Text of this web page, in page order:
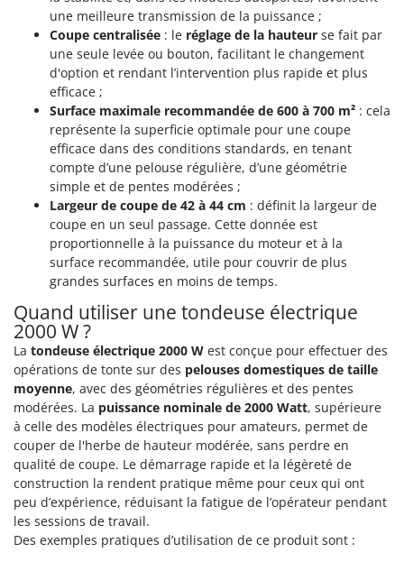
Treuils de débardage
Tronçonneuses
Vêtements de Sécurité
Vibroculteurs à tracteur
Lisam
Lotusgrill
M.A.I.BO.
Macom
Macte Ovens
Makita
MAMMAMIA
Marcato
Marina Systems
Master
Mastercook
Masterpro
McCulloch
MCH
Michelin
Mille
Minox
Mockmill
More than chef
une meilleure transmission de la puissance ;
Coupe centralisée : le réglage de la hauteur se fait par
une seule levée ou bouton, facilitant le changement
d'option et rendant l’intervention plus rapide et plus
efficace ;
Surface maximale recommandée de 600 à 700 m² : cela
représente la superficie optimale pour une coupe
efficace dans des conditions standards, en tenant
compte d’une pelouse régulière, d’une géométrie
simple et de pentes modérées ;
Largeur de coupe de 42 à 44 cm : définit la largeur de
coupe en un seul passage. Cette donnée est
proportionnelle à la puissance du moteur et à la
surface recommandée, utile pour couvrir de plus
grandes surfaces en moins de temps.
Quand utiliser une tondeuse électrique
2000 W ?
La tondeuse électrique 2000 W est conçue pour effectuer des
opérations de tonte sur des pelouses domestiques de taille
moyenne, avec des géométries régulières et des pentes
modérées. La puissance nominale de 2000 Watt, supérieure
à celle des modèles électriques pour amateurs, permet de
couper de l'herbe de hauteur modérée, sans perdre en
qualité de coupe. Le démarrage rapide et la légèreté de
construction la rendent pratique même pour ceux qui ont
peu d’expérience, réduisant la fatigue de l’opérateur pendant
les sessions de travail.
Des exemples pratiques d’utilisation de ce produit sont :